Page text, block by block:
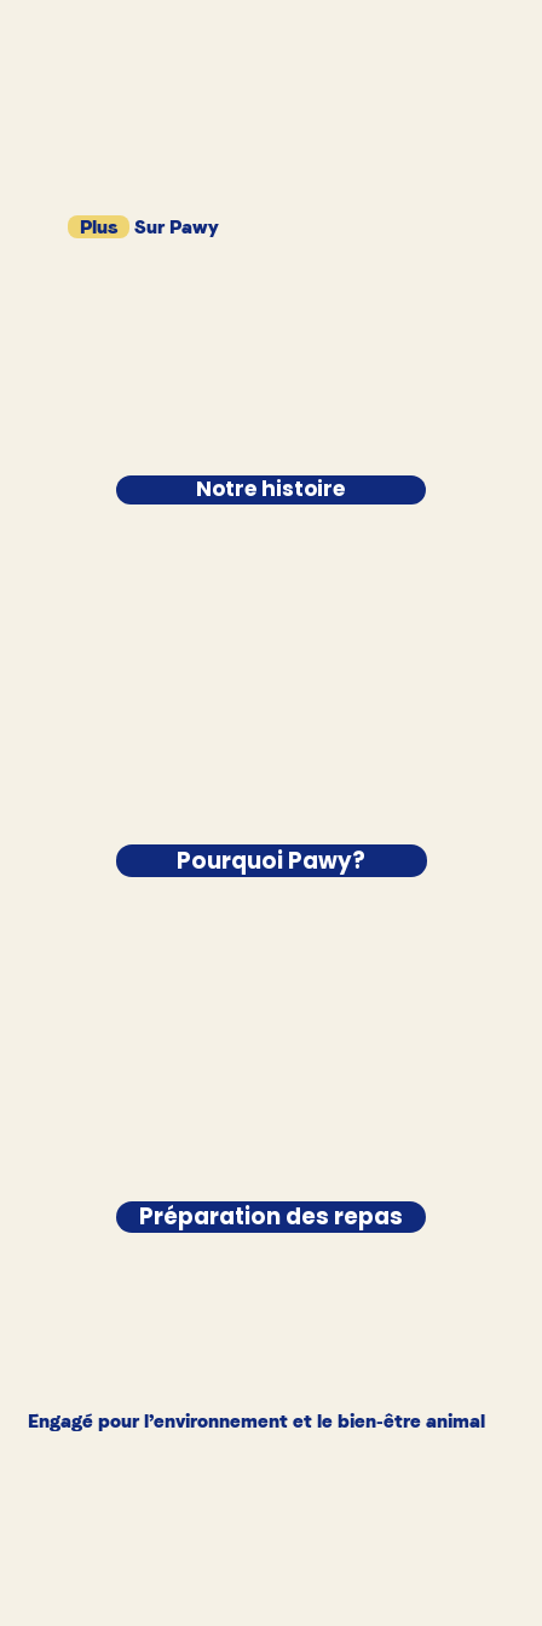
Plus Sur Pawy
Notre histoire
Pourquoi Pawy?
Préparation des repas
Engagé pour l’environnement et le bien-être animal